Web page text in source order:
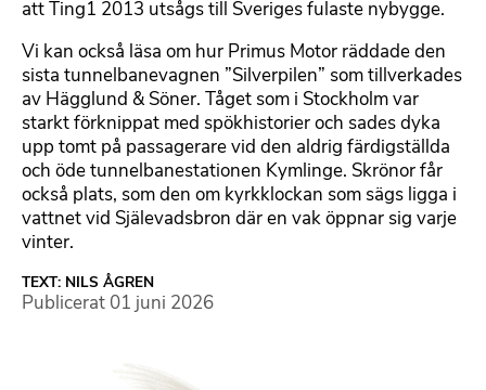
att Ting1 2013 utsågs till Sveriges fulaste nybygge.
Vi kan också läsa om hur Primus Motor räddade den
sista tunnelbanevagnen ”Silverpilen” som tillverkades
av Hägglund & Söner. Tåget som i Stockholm var
starkt förknippat med spökhistorier och sades dyka
upp tomt på passagerare vid den aldrig färdigställda
och öde tunnelbanestationen Kymlinge. Skrönor får
också plats, som den om kyrkklockan som sägs ligga i
vattnet vid Själevadsbron där en vak öppnar sig varje
vinter.
TEXT: NILS ÅGREN
Publicerat 01 juni 2026